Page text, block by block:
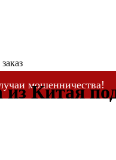
мошенничества!
оплату за свои
Китая